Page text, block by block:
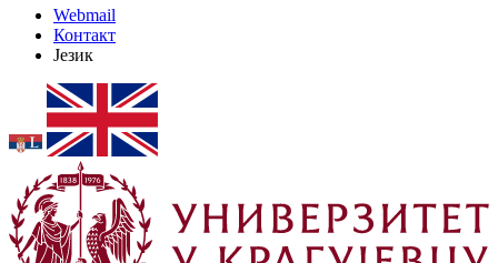
Webmail
Контакт
Језик